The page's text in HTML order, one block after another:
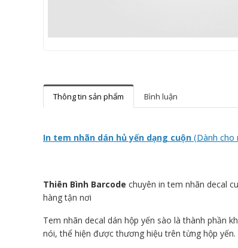
Thông tin sản phẩm Bình luận
In tem nhãn dán hủ yến dạng cuộn (Dành cho
Thiên Bình Barcode chuyên in tem nhãn decal
hàng tận nơi
Tem nhãn decal dán hộp yến sào là thành phần
nói, thể hiện được thương hiệu trên từng hộp yến.